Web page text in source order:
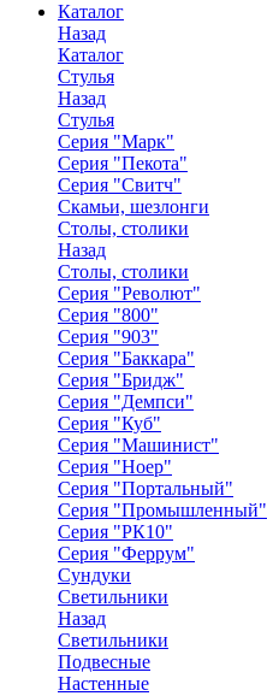
Каталог
Назад
Каталог
Стулья
Назад
Стулья
Серия "Марк"
Серия "Пекота"
Серия "Свитч"
Скамьи, шезлонги
Столы, столики
Назад
Столы, столики
Серия "Револют"
Серия "800"
Серия "903"
Серия "Баккара"
Серия "Бридж"
Серия "Демпси"
Серия "Куб"
Серия "Машинист"
Серия "Ноер"
Серия "Портальный"
Серия "Промышленный"
Серия "РК10"
Серия "Феррум"
Сундуки
Светильники
Назад
Светильники
Подвесные
Настенные